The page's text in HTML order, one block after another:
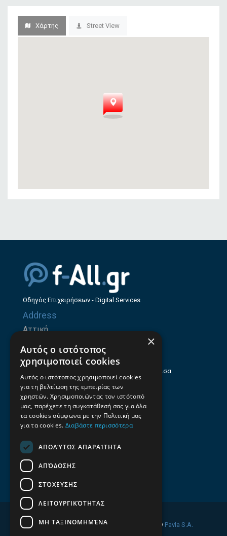
Χάρτης Street View
Οδηγός Επιχειρήσεων - Digital Services
Address
Αττική
Θεσσαλία
Ηρώων Πολυτεχνείου 214 (1ος Όροφος), Λάρισα
Επαγγελματικός οδηγός Λάρισας
Emails
Contacts
+30 2106100088
+30 2410533884
© 2026 FINDALL. All rights reserved. Developed by Pavla S.A.
×
Αυτός ο ιστότοπος
χρησιμοποιεί cookies
Αυτός ο ιστότοπος χρησιμοποιεί cookies
για τη βελτίωση της εμπειρίας των
χρηστών. Χρησιμοποιώντας τον ιστότοπό
μας, παρέχετε τη συγκατάθεσή σας για όλα
τα cookies σύμφωνα με την Πολιτική μας
για τα cookies. Διαβάστε περισσότερα
ΑΠΟΛΎΤΩΣ ΑΠΑΡΑΊΤΗΤΑ
ΑΠΌΔΟΣΗΣ
ΣΤΌΧΕΥΣΗΣ
ΛΕΙΤΟΥΡΓΙΚΌΤΗΤΑΣ
ΜΗ ΤΑΞΙΝΟΜΗΜΈΝΑ